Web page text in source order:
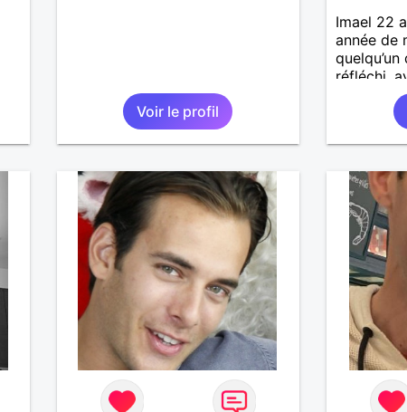
Voir le profil
Imael 22
année de
réfléchi,
et un
suis
curieux
écouter.
qui
vrai sens
les
les
de
une
leur
capacité
et ce
maturité
une